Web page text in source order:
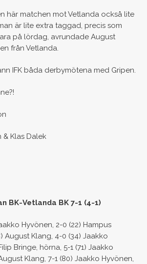
här matchen mot Vetlanda också lite
är lite extra taggad, precis som
på lördag, avrundade August
från Vetlanda.
IFK båda derbymötena med Gripen.
& Klas Dalek
BK-Vetlanda BK 7-1 (4-1)
Hyvönen, 2-0 (22) Hampus
August Klang, 4-0 (34) Jaakko
Bringe, hörna, 5-1 (71) Jaakko
Klang, 7-1 (80) Jaakko Hyvönen,